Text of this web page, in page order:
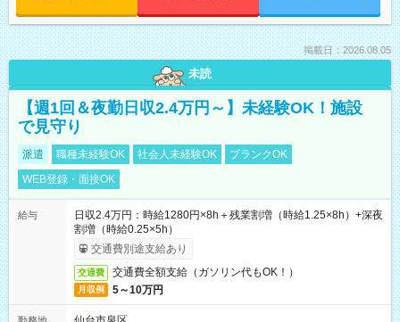
掲載日：2026.08.05
未読
【週1回＆夜勤日収2.4万円～】未経験OK！施設
で見守り
派遣 職種未経験OK 社会人未経験OK
ブランクOK
WEB登録・面接OK
給与
日収2.4万円：時給1280円×8h＋残業割増（時給1.25×8h）+深夜
割増（時給0.25×5h）
交通費別途支給あり
交通費 交通費全額支給（ガソリン代もOK！）
月収例 5～10万円